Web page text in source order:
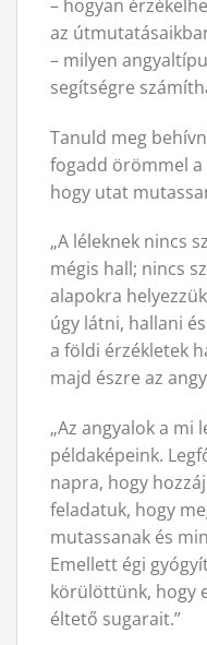
– hogyan
az
– milyen
segítségre
Tanuld meg
fogadd örömmel a
hogy utat
„A léleknek nincs
mégis hall; nincs
alapokra
úgy látni, hallani
a földi érzékletek
majd észre az
„Az angyalok a mi
példaképeink.
napra, hogy
feladatuk, hogy
mutassanak és
Emellett égi
körülöttünk, hogy
éltető sugarait.”